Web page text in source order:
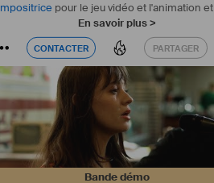
pour le jeu vidéo et l'animation et
En savoir plus >
CONTACTER PARTAGER
CONTACTER PARTAGER
Bande démo